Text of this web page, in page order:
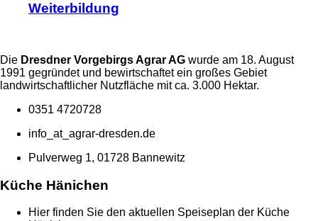
Weiterbildung
Die Dresdner Vorgebirgs Agrar AG wurde am 18. August
1991 gegründet und bewirtschaftet ein großes Gebiet
landwirtschaftlicher Nutzfläche mit ca. 3.000 Hektar.
0351 4720728
info _at_ agrar-dresden.de
Pulverweg 1, 01728 Bannewitz
Küche Hänichen
Hier finden Sie den aktuellen Speiseplan der Küche